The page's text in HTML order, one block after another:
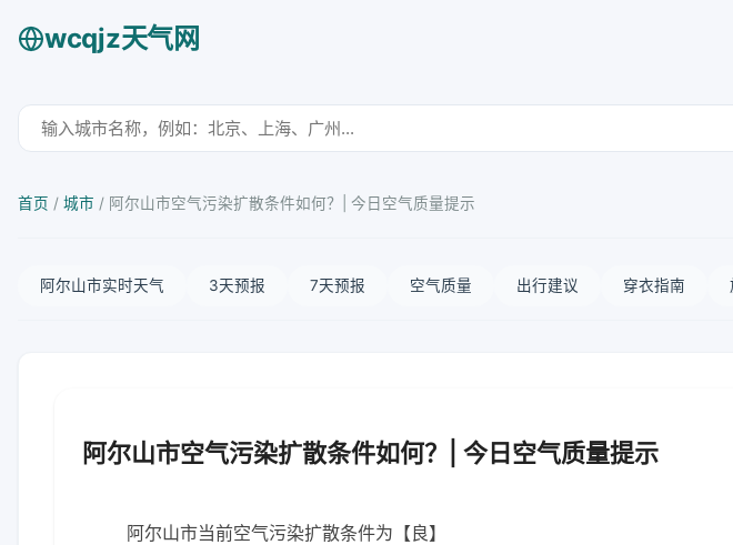
wcqjz天气网
首页 / 城市 / 阿尔山市空气污染扩散条件如何？| 今日空气质量提示
阿尔山市实时天气 3天预报 7天预报 空气质量 出行建议 穿衣指南
阿尔山市空气污染扩散条件如何？| 今日空气质量提示
阿尔山市当前空气污染扩散条件为【良】